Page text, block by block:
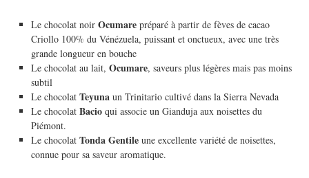
Le chocolat noir Ocumare préparé à partir de fèves de cacao
Criollo 100% du Vénézuela, puissant et onctueux, avec une très
grande longueur en bouche
Le chocolat au lait, Ocumare, saveurs plus légères mais pas moins
subtil
Le chocolat Teyuna un Trinitario cultivé dans la Sierra Nevada
Le chocolat Bacio qui associe un Gianduja aux noisettes du
Piémont.
Le chocolat Tonda Gentile une excellente variété de noisettes,
connue pour sa saveur aromatique.